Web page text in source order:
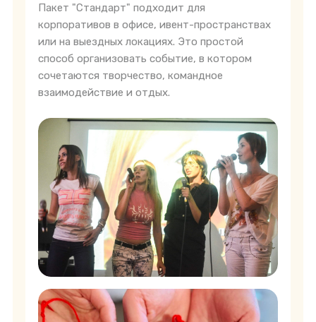
Пакет "Стандарт" подходит для
корпоративов в офисе, ивент-пространствах
или на выездных локациях. Это простой
способ организовать событие, в котором
сочетаются творчество, командное
взаимодействие и отдых.